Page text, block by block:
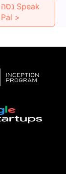
נסה Speak
Pal >